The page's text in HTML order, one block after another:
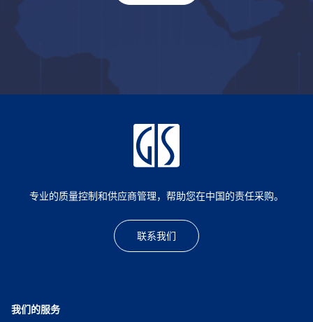
专业的质量控制和供应商管理，帮助您在中国的责任采购。
联系我们
我们的服务